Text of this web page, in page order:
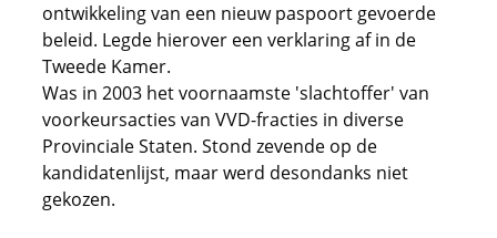
ontwikkeling van een nieuw paspoort gevoerde
beleid. Legde hierover een verklaring af in de
Tweede Kamer.
Was in 2003 het voornaamste 'slachtoffer' van
voorkeursacties van VVD-fracties in diverse
Provinciale Staten. Stond zevende op de
kandidatenlijst, maar werd desondanks niet
gekozen.